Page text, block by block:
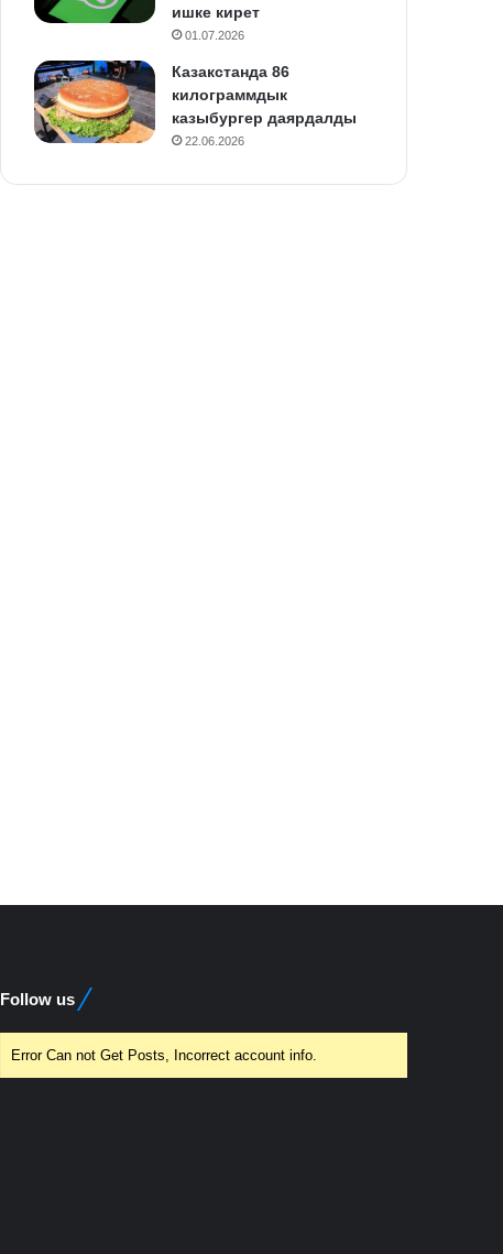
ишке кирет
01.07.2026
Казакстанда 86
килограммдык
казыбургер даярдалды
22.06.2026
Follow us
Error Can not Get Posts, Incorrect account info.